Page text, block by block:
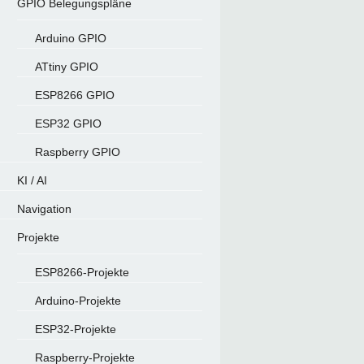
GPIO Belegungspläne
Arduino GPIO
ATtiny GPIO
ESP8266 GPIO
ESP32 GPIO
Raspberry GPIO
KI / AI
Navigation
Projekte
ESP8266-Projekte
Arduino-Projekte
ESP32-Projekte
Raspberry-Projekte